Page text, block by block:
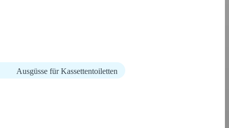
Ausgüsse für Kassettentoiletten